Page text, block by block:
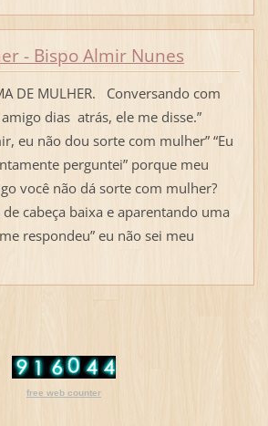
- Bispo Almir Nunes
DE MULHER. Conversando com
dias atrás, ele me disse.”
eu não dou sorte com mulher” “Eu
perguntei” porque meu
você não dá sorte com mulher?
de cabeça baixa e aparentando uma
respondeu” eu não sei meu
free web counter